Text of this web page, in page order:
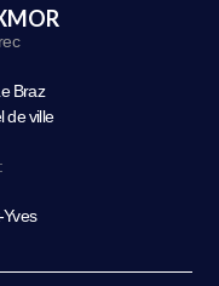
Braz
de ville